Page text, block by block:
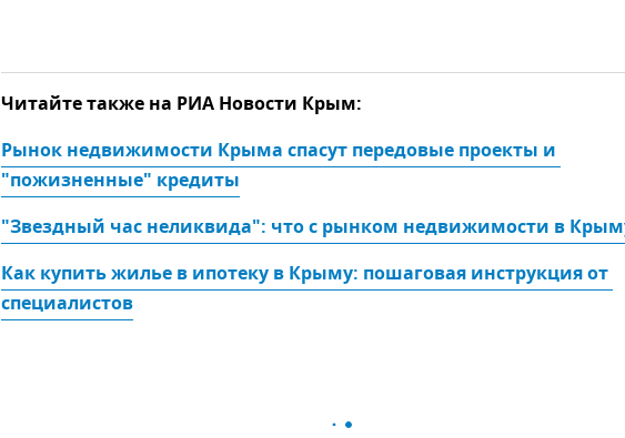
Читайте также на РИА Новости Крым:
Рынок недвижимости Крыма спасут передовые проекты и
"пожизненные" кредиты
"Звездный час неликвида": что с рынком недвижимости в
Как купить жилье в ипотеку в Крыму: пошаговая инструкция от
специалистов